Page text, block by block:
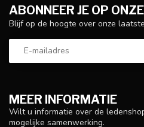
MEER INFORMATIE
Wilt u informatie over de
mogelijke samenwerking.
ABONNEER JE OP
Blijf op de hoogte over onze